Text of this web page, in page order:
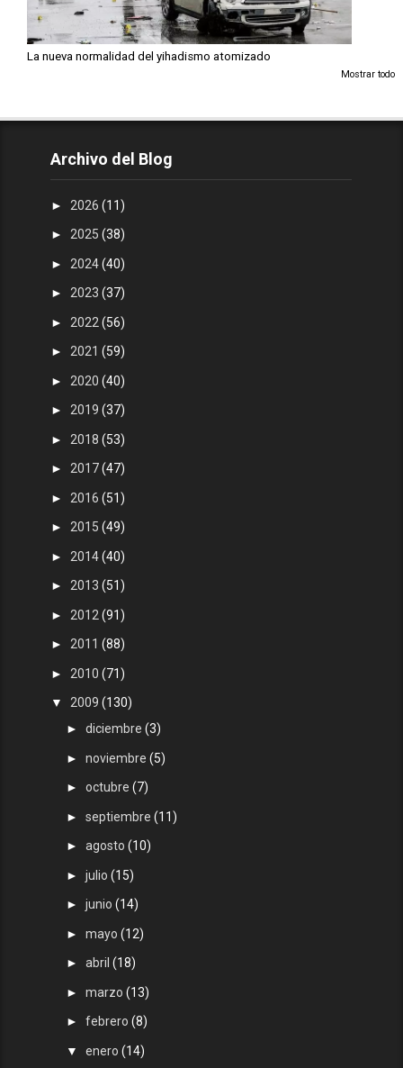
La nueva normalidad del yihadismo atomizado
Mostrar todo
Archivo del Blog
► 2026(11)
► 2025(38)
► 2024(40)
► 2023(37)
► 2022(56)
► 2021(59)
► 2020(40)
► 2019(37)
► 2018(53)
► 2017(47)
► 2016(51)
► 2015(49)
► 2014(40)
► 2013(51)
► 2012(91)
► 2011(88)
► 2010(71)
▼ 2009(130)
►diciembre(3)
►noviembre(5)
►octubre(7)
►septiembre(11)
►agosto(10)
►julio(15)
►junio(14)
►mayo(12)
►abril(18)
►marzo(13)
►febrero(8)
▼enero(14)